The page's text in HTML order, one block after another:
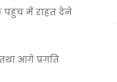
में राहत देने
आगे प्रगति